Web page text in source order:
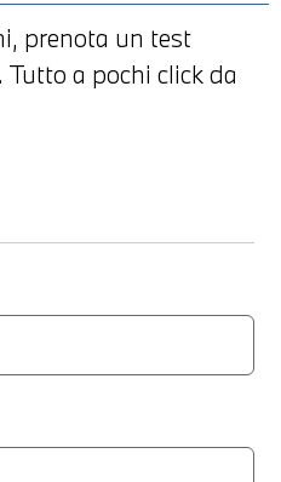
prenota un test
a pochi click da